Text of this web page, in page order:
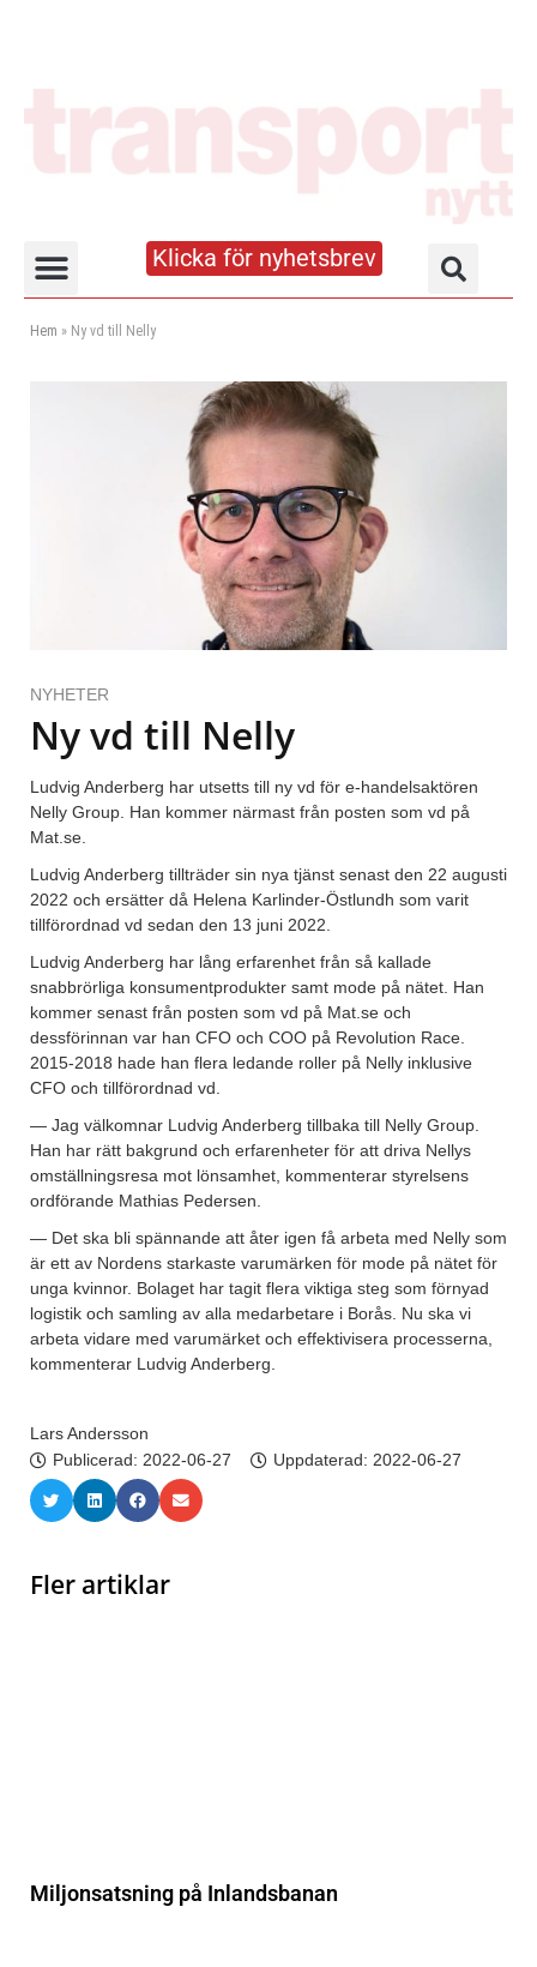
Klicka för nyhetsbrev
Hem » Ny vd till Nelly
NYHETER
Ny vd till Nelly
Ludvig Anderberg har utsetts till ny vd för e-handelsaktören
Nelly Group. Han kommer närmast från posten som vd på
Mat.se.
Ludvig Anderberg tillträder sin nya tjänst senast den 22 augusti
2022 och ersätter då Helena Karlinder-Östlundh som varit
tillförordnad vd sedan den 13 juni 2022.
Ludvig Anderberg har lång erfarenhet från så kallade
snabbrörliga konsumentprodukter samt mode på nätet. Han
kommer senast från posten som vd på Mat.se och
dessförinnan var han CFO och COO på Revolution Race.
2015-2018 hade han flera ledande roller på Nelly inklusive
CFO och tillförordnad vd.
— Jag välkomnar Ludvig Anderberg tillbaka till Nelly Group.
Han har rätt bakgrund och erfarenheter för att driva Nellys
omställningsresa mot lönsamhet, kommenterar styrelsens
ordförande Mathias Pedersen.
— Det ska bli spännande att åter igen få arbeta med Nelly som
är ett av Nordens starkaste varumärken för mode på nätet för
unga kvinnor. Bolaget har tagit flera viktiga steg som förnyad
logistik och samling av alla medarbetare i Borås. Nu ska vi
arbeta vidare med varumärket och effektivisera processerna,
kommenterar Ludvig Anderberg.
Lars Andersson
Publicerad: 2022-06-27 Uppdaterad: 2022-06-27
Fler artiklar
Miljonsatsning på Inlandsbanan